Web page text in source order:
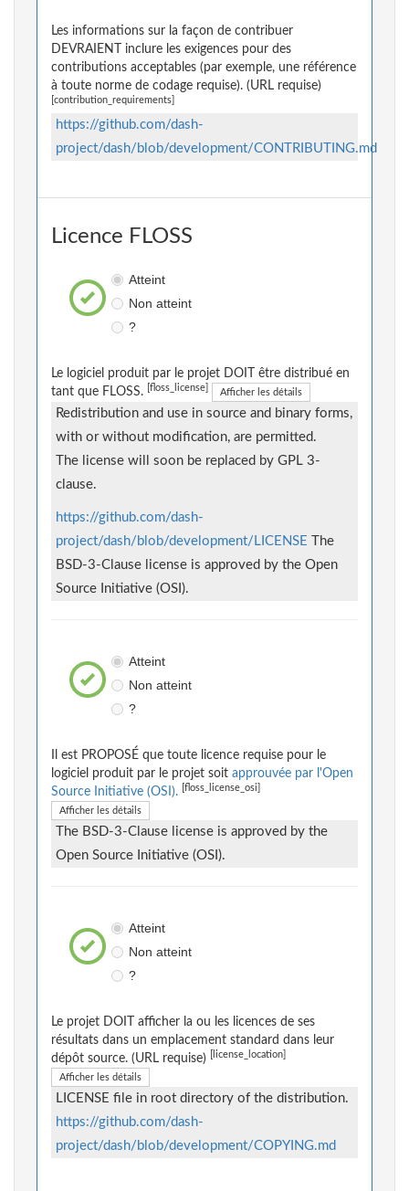
Les informations sur la façon de contribuer
DEVRAIENT inclure les exigences pour des
contributions acceptables (par exemple, une référence
à toute norme de codage requise). (URL requise)
[contribution_requirements]
https://github.com/dash-
project/dash/blob/development/CONTRIBUTING.md
Licence FLOSS
Atteint
Non atteint
?
Le logiciel produit par le projet DOIT être distribué en
tant que FLOSS.
[floss_license] Afficher les détails
Redistribution and use in source and binary forms,
with or without modification, are permitted.
The license will soon be replaced by GPL 3-
clause.
https://github.com/dash-
project/dash/blob/development/LICENSE The
BSD-3-Clause license is approved by the Open
Source Initiative (OSI).
Atteint
Non atteint
?
Il est PROPOSÉ que toute licence requise pour le
logiciel produit par le projet soit approuvée par l'Open
Source Initiative (OSI).
[floss_license_osi]
Afficher les détails
The BSD-3-Clause license is approved by the
Open Source Initiative (OSI).
Atteint
Non atteint
?
Le projet DOIT afficher la ou les licences de ses
résultats dans un emplacement standard dans leur
dépôt source. (URL requise)
[license_location]
Afficher les détails
LICENSE file in root directory of the distribution.
https://github.com/dash-
project/dash/blob/development/COPYING.md